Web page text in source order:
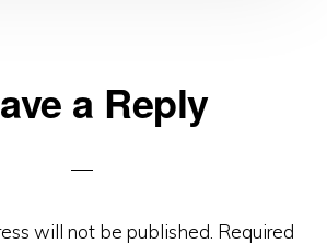
a Reply
will not be published. Required